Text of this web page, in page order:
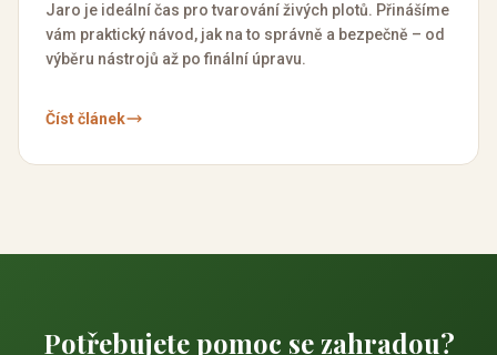
Jaro je ideální čas pro tvarování živých plotů. Přinášíme
vám praktický návod, jak na to správně a bezpečně – od
výběru nástrojů až po finální úpravu.
Číst článek
Potřebujete pomoc se zahradou?